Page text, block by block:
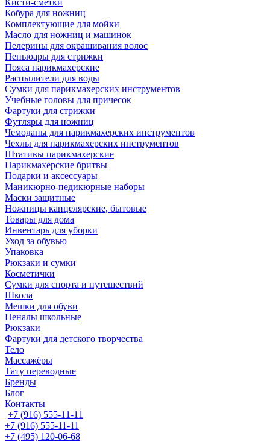
Кисти-сметки
Кобура для ножниц
Комплектующие для мойки
Масло для ножниц и машинок
Пелерины для окрашивания волос
Пеньюары для стрижки
Пояса парикмахерские
Распылители для воды
Сумки для парикмахерских инструментов
Учебные головы для причесок
Фартуки для стрижки
Футляры для ножниц
Чемоданы для парикмахерских инструментов
Чехлы для парикмахерских инструментов
Штативы парикмахерские
Парикмахерские бритвы
Подарки и аксессуары
Маникюрно-педикюрные наборы
Маски защитные
Ножницы канцелярские, бытовые
Товары для дома
Инвентарь для уборки
Уход за обувью
Упаковка
Рюкзаки и сумки
Косметички
Сумки для спорта и путешествий
Школа
Мешки для обуви
Пеналы школьные
Рюкзаки
Фартуки для детского творчества
Тело
Массажёры
Тату переводные
Бренды
Блог
Контакты
+7 (916) 555-11-11
+7 (916) 555-11-11
+7 (495) 120-06-68